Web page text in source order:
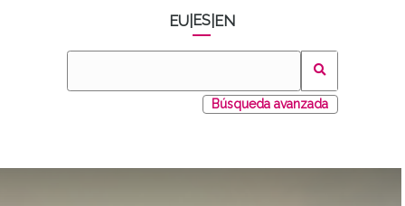
EU ES EN
Búsqueda avanzada